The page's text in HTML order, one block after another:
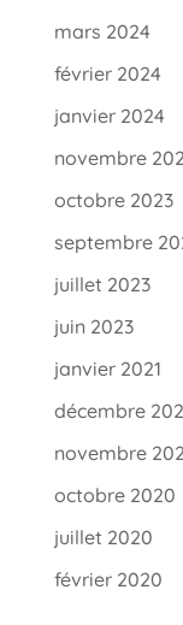
mars 2024
février 2024
janvier 2024
novembre
octobre 2023
septembre
juillet 2023
juin 2023
janvier 2021
décembre
novembre
octobre 2020
juillet 2020
février 2020